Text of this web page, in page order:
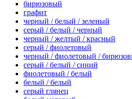
бирюзовый
графит
черный / белый / зеленый
серый / белый / черный
черный / желтый / красный
серый / фиолетовый
черный / фиолетовый /
серый / белый / синий
фиолетовый / белый
белый / белый
серый глянец